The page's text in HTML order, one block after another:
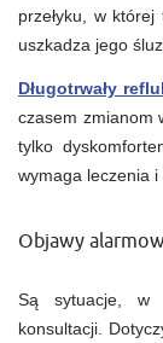
przełyku, w
uszkadza jego
Długotrwały
czasem zmianom
tylko
wymaga leczenia i
Objawy
Są sytuacje, w
konsultacji.